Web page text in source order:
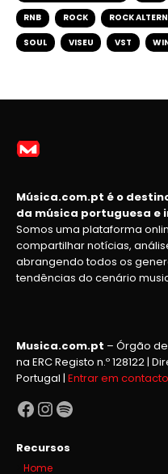
RNB ROCK ROCK
SOUL VISEU VST
Música.com.pt é o
da música portuguesa e
Somos uma plataforma
compartilhar notícias,
abrangendo todos os
tendências do cenário
Musica.com.pt – Órgão
na ERC Registo n.º 128122 |
Portugal | Entrar em contacto
Facebook
Instagram
Spotify
Recursos
Home